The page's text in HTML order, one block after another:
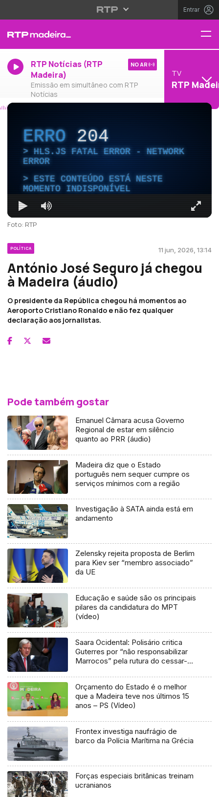
Entrar
RTP Notícias (RTP
Madeira)
Emissão em simultâneo com RTP
Notícias
NO AR
TV
RTP
ERRO204
HLS.JS FATAL ERROR - NETWORK
ERROR
ESTE CONTEÚDO ESTÁ NESTE
MOMENTO INDISPONÍVEL
Foto: RTP
POLÍTICA 11 jun, 2026, 13:14
António José Seguro já chegou
à Madeira (áudio)
O presidente da República chegou há momentos ao
Aeroporto Cristiano Ronaldo e não fez qualquer
declaração aos jornalistas.
Pode também gostar
Emanuel Câmara acusa Governo
Regional de estar em silêncio
quanto ao PRR (áudio)
Madeira diz que o Estado
português nem sequer cumpre os
serviços mínimos com a região
Investigação à SATA ainda está em
andamento
Zelensky rejeita proposta de Berlim
para Kiev ser “membro associado”
da UE
Educação e saúde são os principais
pilares da candidatura do MPT
(vídeo)
Saara Ocidental: Polisário critica
Guterres por “não responsabilizar
Marrocos” pela rutura do cessar-
Orçamento do Estado é o melhor
que a Madeira teve nos últimos 15
anos – PS (Vídeo)
Frontex investiga naufrágio de
barco da Polícia Marítima na Grécia
Forças especiais britânicas treinam
ucranianos